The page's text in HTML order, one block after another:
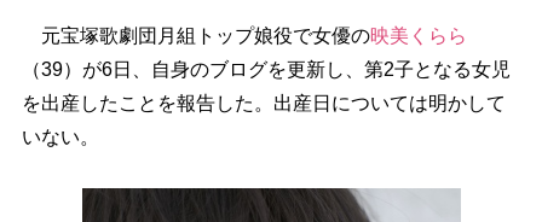
元宝塚歌劇団月組トップ娘役で女優の映美くらら
（39）が6日、自身のブログを更新し、第2子となる女児
を出産したことを報告した。出産日については明かして
いない。